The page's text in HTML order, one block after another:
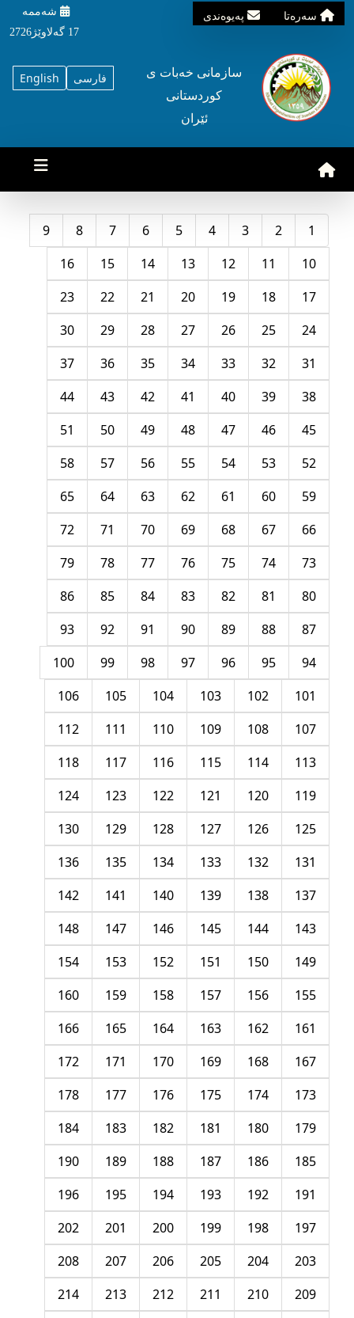
سه‌ره‌تا په‌یوه‌ندی
شه‌ممه‌
17 گه‌لاوێژ2726
English فارسی
سازمانی خه‌بات ی
کوردستانی
ئێران
1
2
3
4
5
6
7
8
9
10
11
12
13
14
15
16
17
18
19
20
21
22
23
24
25
26
27
28
29
30
31
32
33
34
35
36
37
38
39
40
41
42
43
44
45
46
47
48
49
50
51
52
53
54
55
56
57
58
59
60
61
62
63
64
65
66
67
68
69
70
71
72
73
74
75
76
77
78
79
80
81
82
83
84
85
86
87
88
89
90
91
92
93
94
95
96
97
98
99
100
101
102
103
104
105
106
107
108
109
110
111
112
113
114
115
116
117
118
119
120
121
122
123
124
125
126
127
128
129
130
131
132
133
134
135
136
137
138
139
140
141
142
143
144
145
146
147
148
149
150
151
152
153
154
155
156
157
158
159
160
161
162
163
164
165
166
167
168
169
170
171
172
173
174
175
176
177
178
179
180
181
182
183
184
185
186
187
188
189
190
191
192
193
194
195
196
197
198
199
200
201
202
203
204
205
206
207
208
209
210
211
212
213
214